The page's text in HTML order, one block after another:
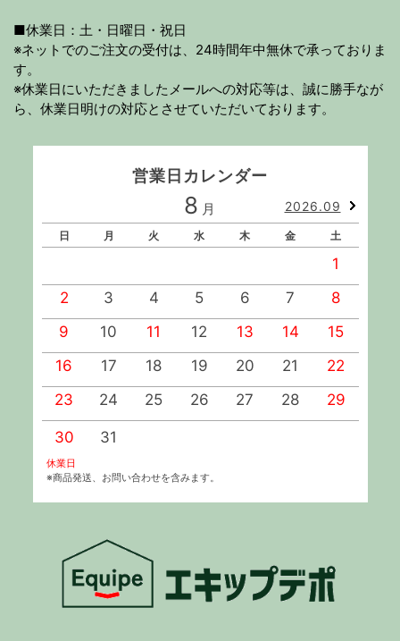
■休業日：土・日曜日・祝日
※ネットでのご注文の受付は、24時間年中無休で承っておりま
す。
※休業日にいただきましたメールへの対応等は、誠に勝手なが
ら、休業日明けの対応とさせていただいております。
営業日カレンダー
8 月 2026.09
日 月 火 水 木 金 土
1
2
3 4 5 6 7
8
9
10 11 12 13 14
15
16
17 18 19 20 21
22
23
24 25 26 27 28 29
30 31
休業日
※商品発送、お問い合わせを含みます。